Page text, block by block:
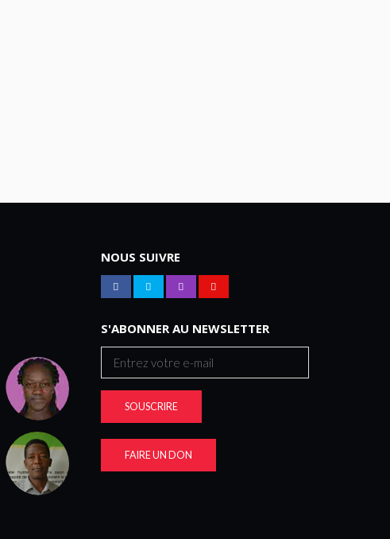
NOUS SUIVRE
S'ABONNER AU NEWSLETTER
SOUSCRIRE
FAIRE UN DON